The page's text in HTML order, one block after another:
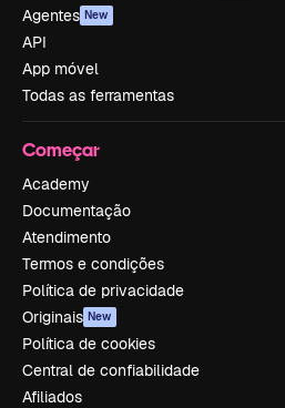
Agentes New
API
App móvel
Todas as ferramentas
Começar
Academy
Documentação
Atendimento
Termos e condições
Política de privacidade
Originais New
Política de cookies
Central de confiabilidade
Afiliados